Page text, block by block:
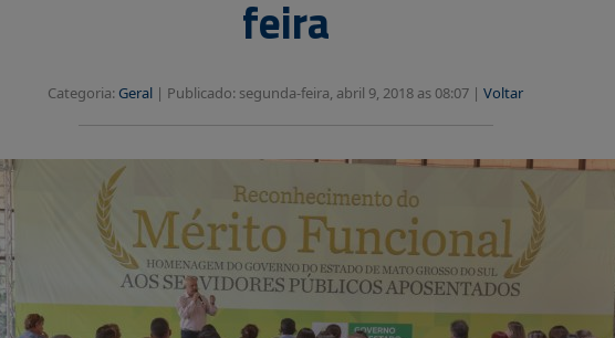
feira
Categoria: Geral | Publicado: segunda-feira, abril 9, 2018 as 08:07 | Voltar